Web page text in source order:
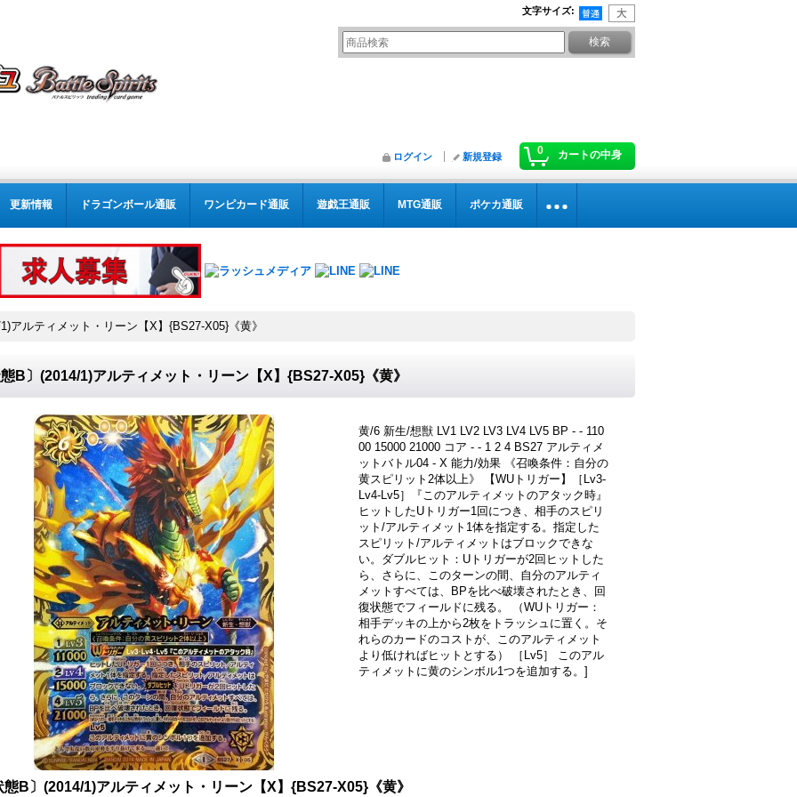
文字サイズ:
0 カートの中身
ログイン 新規登録
更新情報 ドラゴンボール通販 ワンピカード通販 遊戯王通販 MTG通販 ポケカ通販
アルティメット・リーン【X】{BS27-X05}《黄》
B〕(2014/1)アルティメット・リーン【X】{BS27-X05}《黄》
黄/6 新生/想獣 LV1 LV2 LV3 LV4 LV5 BP - - 110
00 15000 21000 コア - - 1 2 4 BS27 アルティメ
ットバトル04 - X 能力/効果 《召喚条件：自分の
黄スピリット2体以上》 【WUトリガー】［Lv3-
Lv4-Lv5］『このアルティメットのアタック時』
ヒットしたUトリガー1回につき、相手のスピリ
ット/アルティメット1体を指定する。指定した
スピリット/アルティメットはブロックできな
い。ダブルヒット：Uトリガーが2回ヒットした
ら、さらに、このターンの間、自分のアルティ
メットすべては、BPを比べ破壊されたとき、回
復状態でフィールドに残る。 （WUトリガー：
相手デッキの上から2枚をトラッシュに置く。そ
れらのカードのコストが、このアルティメット
より低ければヒットとする） ［Lv5］ このアル
ティメットに黄のシンボル1つを追加する。]
態B〕(2014/1)アルティメット・リーン【X】{BS27-X05}《黄》